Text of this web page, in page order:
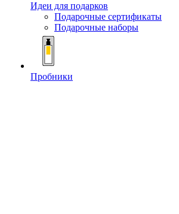
Идеи для подарков
Подарочные сертификаты
Подарочные наборы
Пробники